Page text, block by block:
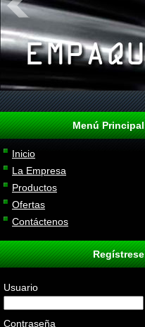
Menú Principal
Inicio
La Empresa
Productos
Ofertas
Contáctenos
Regístrese
Usuario
Contraseña